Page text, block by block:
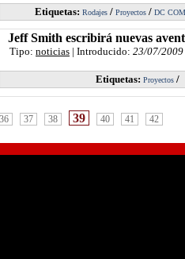
Etiquetas: Rodajes / Proyectos / DC
Jeff Smith escribirá nuevas
Tipo: noticias | Introducido: 23/07/2009
Etiquetas: Proyectos /
36 37 38 39 40 41 42